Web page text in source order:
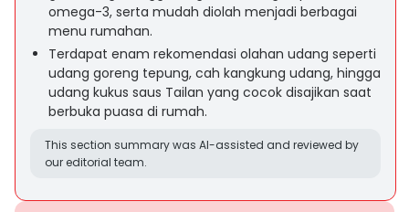
omega-3, serta mudah diolah menjadi berbagai
menu rumahan.
Terdapat enam rekomendasi olahan udang seperti
udang goreng tepung, cah kangkung udang, hingga
udang kukus saus Tailan yang cocok disajikan saat
berbuka puasa di rumah.
This section summary was AI-assisted and reviewed by
our editorial team.